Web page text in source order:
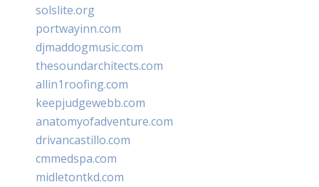
solslite.org
portwayinn.com
djmaddogmusic.com
thesoundarchitects.com
allin1roofing.com
keepjudgewebb.com
anatomyofadventure.com
drivancastillo.com
cmmedspa.com
midletontkd.com